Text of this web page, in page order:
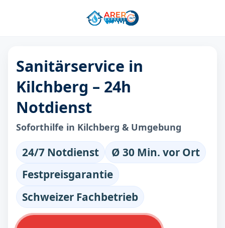
Sanitärservice in
Kilchberg – 24h
Notdienst
Soforthilfe in Kilchberg & Umgebung
24/7 Notdienst
Ø 30 Min. vor Ort
Festpreisgarantie
Schweizer Fachbetrieb